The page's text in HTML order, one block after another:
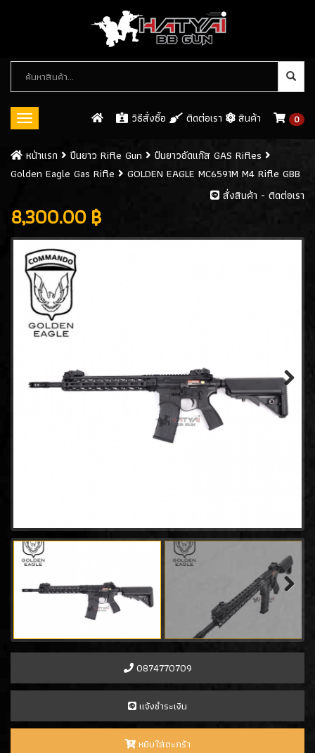
Toggle
วิธีสั่งซื้อ ติดต่อเรา สินค้า 0
หมวด
หมู่
สินค้า
ปืนบีบีกัน (BB GUN)
ปืนสั้นอัดแก็ส / GAS(546)
ปืนสั้นอัดลมสปริง SPRING GUN
ปืนยาว RIFLE GUN
ปืนยาวอัดแก๊ส GAS RIFLES
- WE Gas Rifle
- UMAREX Gas Rifles
- Golden Eagle Gas Rifle
- Tokyo Marui GAS Rifle
- A&K GAS Rifle(3)
- TANAKA WORKS(1)
- King Arms GAS Rifle
- Northeast
- WELL GAS Rifle(1)
- ARES GAS RIFLE (1)
- ARMY GAS Rifle(1)
- MARUZEN(1)
- DOUBLE EAGLE GAS RIFLE(1)
ปืนยาวไฟฟ้า AEG RIFLES(309)
ปืนยาวสปริง SPRING AIRSOFT RIFLES
หน้าเเรก ปืนยาว Rifle Gun
ปืนยาวอัดแก๊ส GAS Rifles
Golden Eagle Gas Rifle
GOLDEN EAGLE MC6591M M4 Rifle GBB
สั่งสินค้า - ติดต่อเรา
8,300.00 ฿
Next
Next
0874770709
เเจ้งชำระเงิน
หยิบใส่ตะกร้า